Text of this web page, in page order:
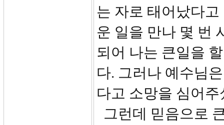
는 자로 태어났다
운 일을 만나 몇 번
되어 나는 큰일을
다. 그러나 예수님
다고 소망을 심어
그런데 믿음으로